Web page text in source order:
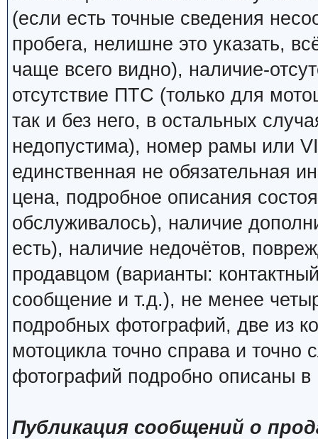
(если есть точные сведения
пробега, нелишне это указать,
чаще всего видно), наличие-
отсутствие ПТС (только для
так и без него, в остальных
недопустима), номер рамы или
единственная не обязательная
цена, подробное описания
обслуживалось), наличие
есть), наличие недочётов,
продавцом (варианты:
сообщение и т.д.), не менее
подробных фотографий, две из
мотоцикла точно справа и
фотографий подробно описаны
Публикация сообщений о